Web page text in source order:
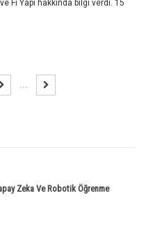
Fi Yapı hakkında bilgi verdi. 15
...
Zeka Ve Robotik Öğrenme